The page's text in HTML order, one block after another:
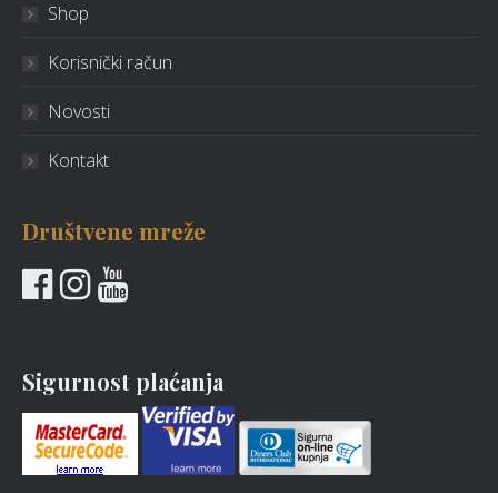
Shop
Korisnički račun
Novosti
Kontakt
Društvene mreže
Sigurnost plaćanja